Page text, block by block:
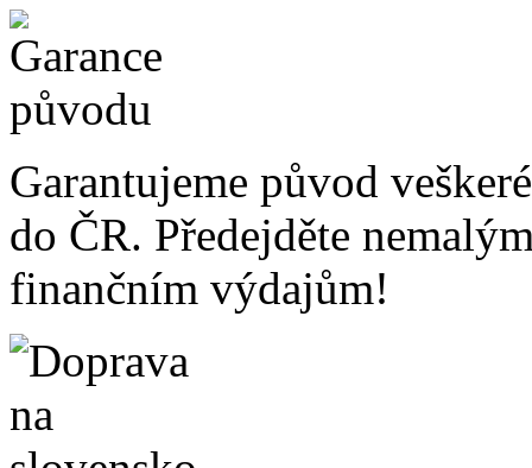
Garantujeme původ
do ČR. Předejděte
finančním výdajům!